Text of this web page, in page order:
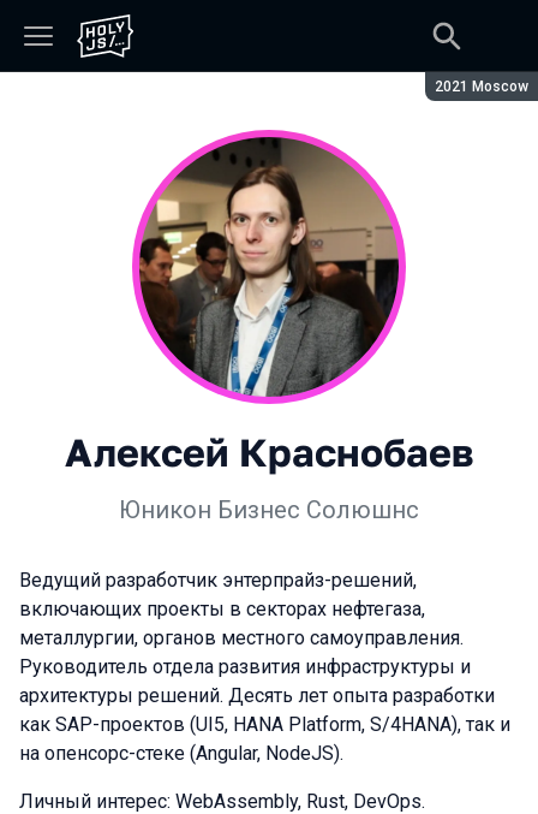
Сезон:
2021 Moscow
Алексей Краснобаев
Юникон Бизнес Солюшнс
Ведущий разработчик энтерпрайз-решений,
включающих проекты в секторах нефтегаза,
металлургии, органов местного самоуправления.
Руководитель отдела развития инфраструктуры и
архитектуры решений. Десять лет опыта разработки
как SAP-проектов (UI5, HANA Platform, S/4HANA), так и
на опенсорс-стеке (Angular, NodeJS).
Личный интерес: WebAssembly, Rust, DevOps.